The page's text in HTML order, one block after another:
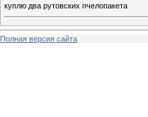
куплю два рутовских пчелопакета
Полная версия сайта